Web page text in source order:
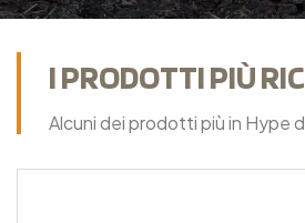
I PRODOTTI PIÙ
Alcuni dei prodotti più in Hype